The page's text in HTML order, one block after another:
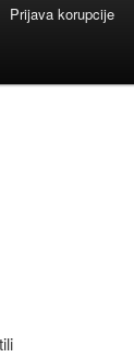
Prijava korupcije